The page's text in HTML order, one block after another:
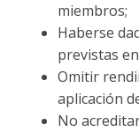
miembros;
Haberse
previstas
Omitir
aplicación
No